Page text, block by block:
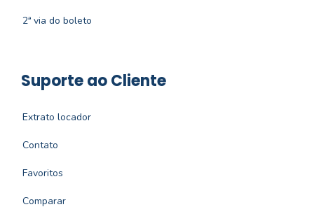
2ª via do boleto
Suporte ao Cliente
Extrato locador
Contato
Favoritos
Comparar